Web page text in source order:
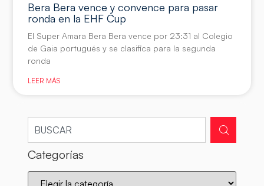
Bera Bera vence y convence para pasar
ronda en la EHF Cup
El Super Amara Bera Bera vence por 23:31 al Colegio
de Gaia portugués y se clasifica para la segunda
ronda
LEER MÁS
Categorías